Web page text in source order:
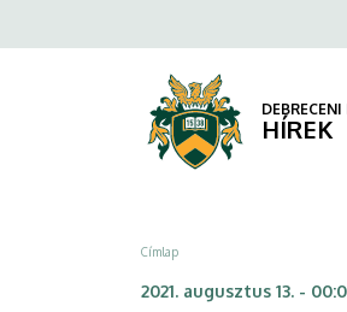
fogászata
EGYETEM
a
DEBRECENI
HÍREK
Morzsa
Címlap
2021. augusztus 13. -